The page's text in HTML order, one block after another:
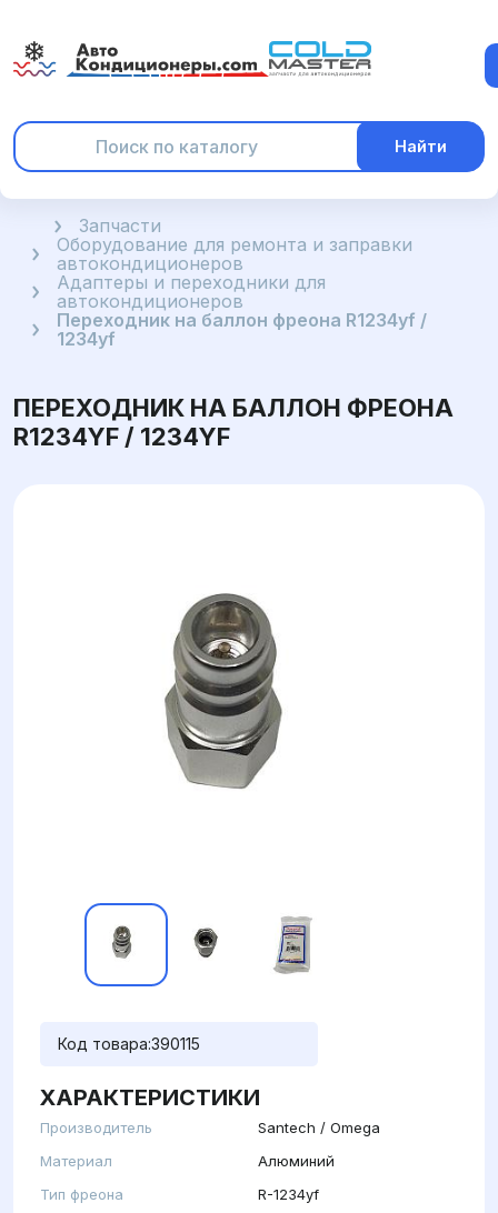
Найти
ГлавнаяЗапчасти
Оборудование для ремонта и заправки
автокондиционеров
Адаптеры и переходники для
автокондиционеров
Переходник на баллон фреона R1234yf /
1234yf
ПЕРЕХОДНИК НА БАЛЛОН ФРЕОНА
R1234YF / 1234YF
Код товара:390115
ХАРАКТЕРИСТИКИ
Производитель
Santech / Omega
Материал
Алюминий
Тип фреона
R-1234yf